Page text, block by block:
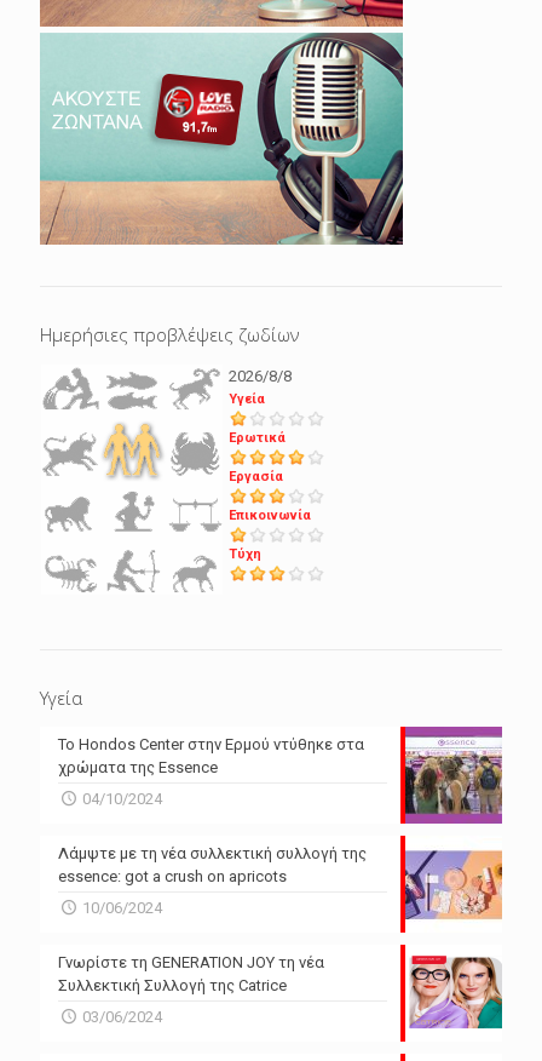
Ημερήσιες προβλέψεις ζωδίων
2026/8/8
Υγεία
Ερωτικά
Εργασία
Επικοινωνία
Τύχη
Υγεία
Το Hondos Center στην Ερμού ντύθηκε στα
χρώματα της Essence
04/10/2024
Λάμψτε με τη νέα συλλεκτική συλλογή της
essence: got a crush on apricots
10/06/2024
Γνωρίστε τη GENERATION JOY τη νέα
Συλλεκτική Συλλογή της Catrice
03/06/2024